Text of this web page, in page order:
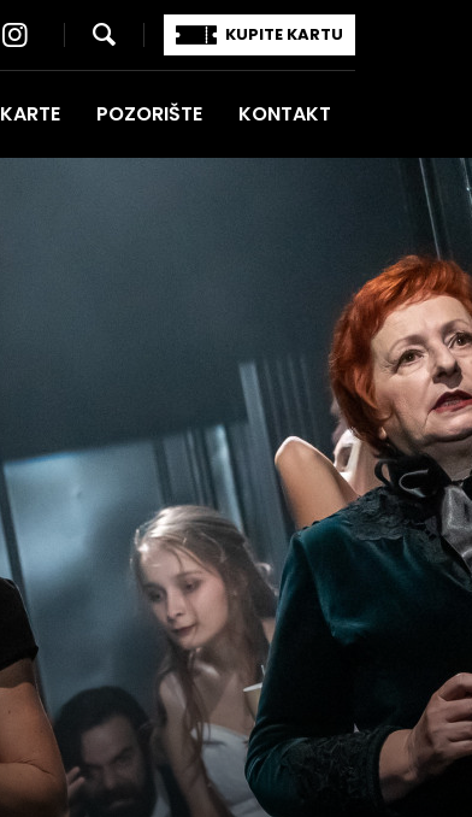
KUPITE KARTU
KARTE POZORIŠTE KONTAKT